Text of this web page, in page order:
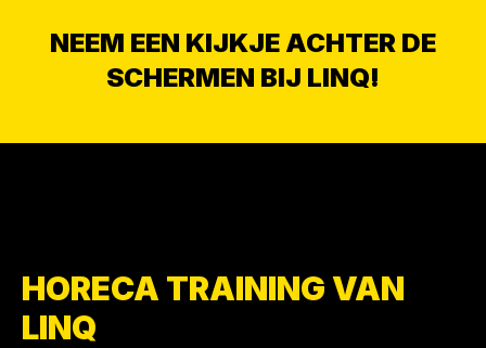
NEEM EEN KIJKJE ACHTER DE
SCHERMEN BIJ LINQ!
HORECA TRAINING VAN
LINQ